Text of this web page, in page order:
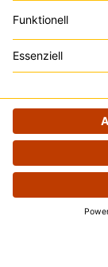
Rechtliches
Impressum